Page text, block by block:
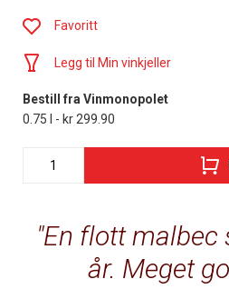
En flott malbec
år. Meget
Favoritt
Legg til Min vinkjeller
Bestill fra Vinmonopolet
0.75 l - kr 299.90